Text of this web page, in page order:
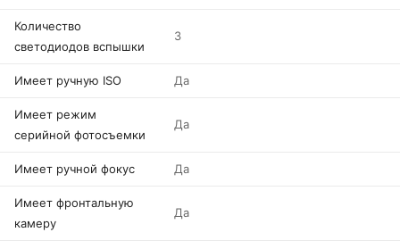
Количество
светодиодов вспышки
3
Имеет ручную ISO Да
Имеет режим
серийной фотосъемки
Да
Имеет ручной фокус Да
Имеет фронтальную
камеру
Да